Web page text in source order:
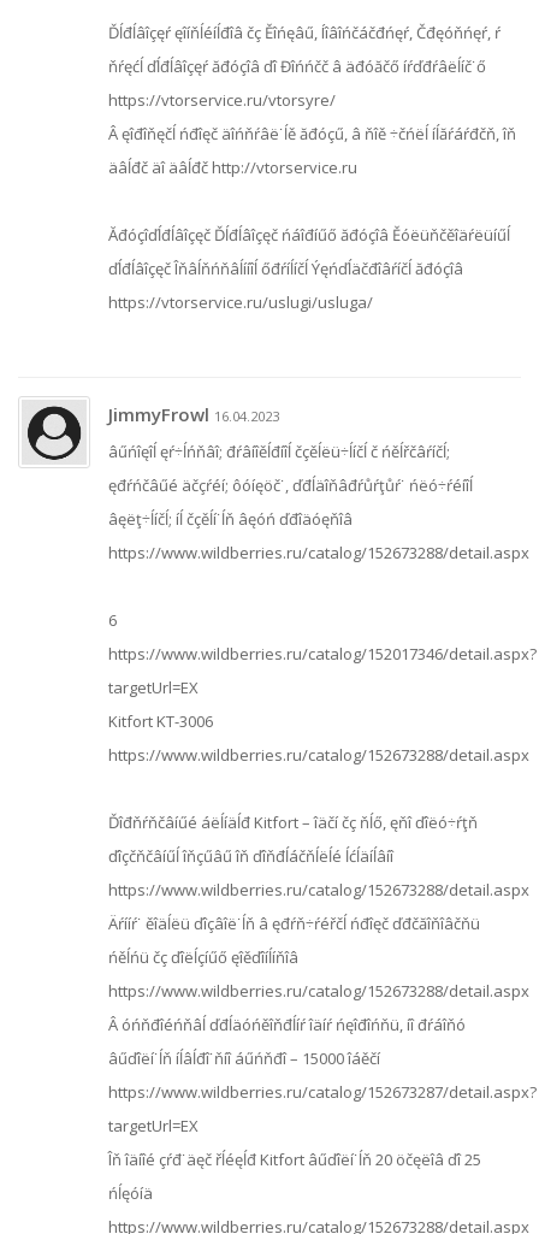
Ďĺđĺâîçęŕ ęîíňĺéíĺđîâ čç Ěîńęâű, Íîâîńčáčđńęŕ, Čđęóňńęŕ, ŕ
ňŕęćĺ ďĺđĺâîçęŕ ăđóçîâ ďî Đîńńčč â äđóăčő íŕďđŕâëĺíč˙ő
https://vtorservice.ru/vtorsyre/
Â ęîđîňęčĺ ńđîęč äîńňŕâë˙ĺě ăđóçű, â ňîě ÷čńëĺ íĺăŕáŕđčň, îň
äâĺđč äî äâĺđč http://vtorservice.ru
Ăđóçîďĺđĺâîçęč Ďĺđĺâîçęč ńáîđíűő ăđóçîâ Ěóëüňčěîäŕëüíűĺ
ďĺđĺâîçęč Îňâĺňńňâĺííîĺ őđŕíĺíčĺ Ýęńďĺäčđîâŕíčĺ ăđóçîâ
https://vtorservice.ru/uslugi/usluga/
JimmyFrowl 16.04.2023
âűńîęîĺ ęŕ÷ĺńňâî; đŕâíîěĺđíîĺ čçěĺëü÷ĺíčĺ č ńěĺřčâŕíčĺ;
ęđŕńčâűé äčçŕéí; ôóíęöč˙, ďđĺäîňâđŕůŕţůŕ˙ ńëó÷ŕéíîĺ
âęëţ÷ĺíčĺ; íĺ čçěĺí˙ĺň âęóń ďđîäóęňîâ
https://www.wildberries.ru/catalog/152673288/detail.aspx
6
https://www.wildberries.ru/catalog/152017346/detail.aspx?
targetUrl=EX
Kitfort KT-3006
https://www.wildberries.ru/catalog/152673288/detail.aspx
Ďîđňŕňčâíűé áëĺíäĺđ Kitfort – îäčí čç ňĺő, ęňî ďîëó÷ŕţň
ďîçčňčâíűĺ îňçűâű îň ďîňđĺáčňĺëĺé ĺćĺäíĺâíî
https://www.wildberries.ru/catalog/152673288/detail.aspx
Äŕííŕ˙ ěîäĺëü ďîçâîë˙ĺň â ęđŕň÷ŕéřčĺ ńđîęč ďđčăîňîâčňü
ńěĺńü čç ďîëĺçíűő ęîěďîíĺíňîâ
https://www.wildberries.ru/catalog/152673288/detail.aspx
Â óńňđîéńňâĺ ďđĺäóńěîňđĺíŕ îäíŕ ńęîđîńňü, íî đŕáîňó
âűďîëí˙ĺň íĺâĺđî˙ňíî áűńňđî – 15000 îáěčí
https://www.wildberries.ru/catalog/152673287/detail.aspx?
targetUrl=EX
Îň îäíîé çŕđ˙äęč řĺéęĺđ Kitfort âűďîëí˙ĺň 20 öčęëîâ ďî 25
ńĺęóíä
https://www.wildberries.ru/catalog/152673288/detail.aspx